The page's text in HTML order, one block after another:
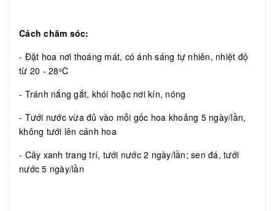
Cách chăm sóc:
- Đặt hoa nơi thoáng mát, có ánh sáng tự nhiên, nhiệt độ
từ 20 - 28oC
- Tránh nắng gắt, khói hoặc nơi kín, nóng
- Tưới nước vừa đủ vào mỗi gốc hoa khoảng 5 ngày/lần,
không tưới lên cánh hoa
- Cây xanh trang trí, tưới nước 2 ngày/lần; sen đá, tưới
nước 5 ngày/lần